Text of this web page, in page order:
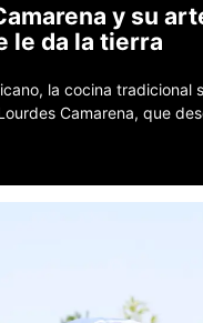
y su
le da la tierra
la cocina tradicional
Camarena, que